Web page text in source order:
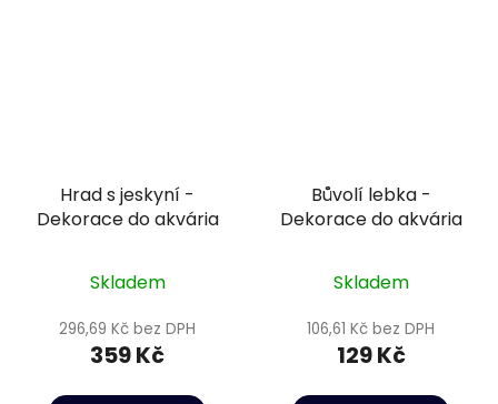
Hrad s jeskyní -
Dekorace do akvária
Skladem
296,69 Kč bez DPH
359 Kč
Bůvolí lebka -
Dekorace do akvária
Skladem
106,61 Kč bez DPH
129 Kč